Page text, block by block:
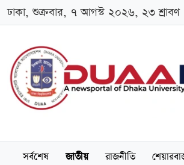
ঢাকা, শুক্রবার, ৭ আগস্ট ২০২৬, ২৩
সর্বশেষ জাতীয় রাজনীতি